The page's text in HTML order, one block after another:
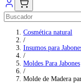
Cosmética natural
/
Insumos para
/
Moldes Para Jabones
/
Molde de Madera